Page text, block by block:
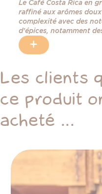
Le Café Costa Rica en
raffiné aux arômes
complexité avec des
d'épices, notamment
+
Les clients
ce produit
acheté ...